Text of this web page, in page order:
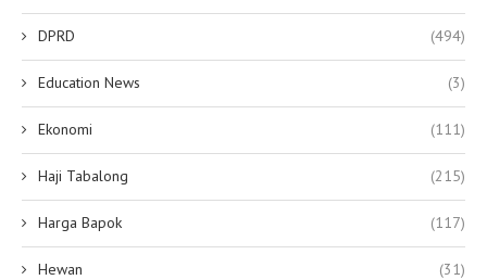
DPRD (494)
Education News (3)
Ekonomi (111)
Haji Tabalong (215)
Harga Bapok (117)
Hewan (31)